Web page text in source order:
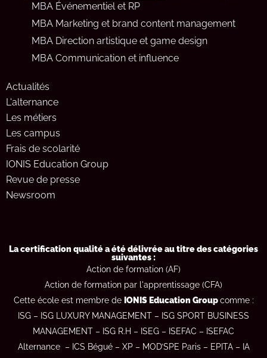
MBA Événementiel et RP
MBA Marketing et brand content management
MBA Direction artistique et game design
MBA Communication et influence
Actualités
L'alternance
Les métiers
Les campus
Frais de scolarité
IONIS Education Group
Revue de presse
Newsroom
La certification qualité a été délivrée au titre des catégories
suivantes :
Action de formation (AF)
Action de formation par l'apprentissage (CFA)
Cette école est membre de IONIS Education Groupcomme :
ISG – ISG LUXURY MANAGEMENT – ISG SPORT BUSINESS
MANAGEMENT – ISG R.H – ISEG – ISEFAC – ISEFAC
Alternance – ICS Bégué– XP– MOD’SPE Paris– EPITA– IA